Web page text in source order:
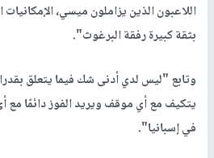
اللاعبون الذين يزاملون ميسي،
بثقة كبيرة رفقة البرغوث".
وتابع "ليس لدي أدنى شك فيما يتعلق
يتكيف مع أي موقف ويريد الفوز دائمًا مع
في إسبانيا".